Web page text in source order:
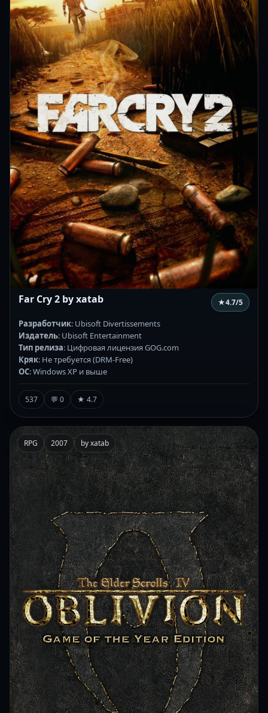
Far Cry 2 by xatab ★4.7/5
Разработчик: Ubisoft Divertissements
Издатель: Ubisoft Entertainment
Тип релиза: Цифровая лицензия GOG.com
Кряк: Не требуется (DRM-Free)
ОС: Windows XP и выше
537 💬 0 ★ 4.7
RPG 2007 by xatab